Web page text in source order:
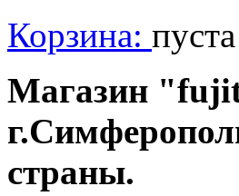
Корзина: пуста
Магазин
страны.